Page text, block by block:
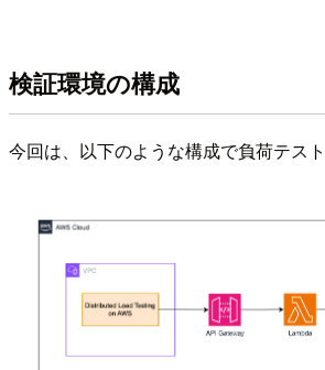
検証環境の構成
今回は、以下のような構成で負荷テスト